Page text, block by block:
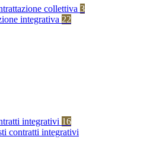
collettiva 3
integrativa 22
integrativi 16
contratti integrativi